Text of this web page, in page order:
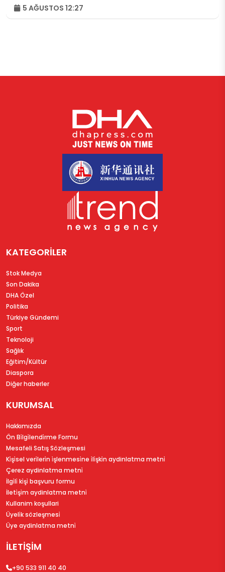
5 AĞUSTOS 12:27
KATEGORİLER
Stok Medya
Son Dakika
DHA Özel
Politika
Türkiye Gündemi
Sport
Teknoloji
Sağlık
Eğitim/Kültür
Diaspora
Diğer haberler
KURUMSAL
Hakkımızda
Ön Bi̇lgi̇lendi̇rme Formu
Mesafeli Satış Sözleşmesi
Ki̇şi̇sel veri̇leri̇n i̇şlenmesi̇ne i̇li̇şki̇n aydinlatma metni̇
Çerez aydinlatma metni̇
İlgi̇li̇ ki̇şi̇ başvuru formu
İleti̇şi̇m aydinlatma metni̇
Kullanim koşullari
Üyeli̇k sözleşmesi̇
Üye aydinlatma metni̇
İLETİŞİM
+90 533 911 40 40